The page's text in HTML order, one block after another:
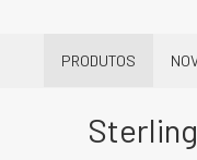
PRODUTOS